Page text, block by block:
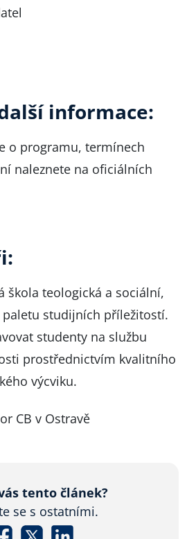
informace:
o programu, termínech
naleznete na oficiálních
škola teologická a sociální,
studijních příležitostí.
studenty na službu
prostřednictvím kvalitního
výcviku.
CB v Ostravě
tento článek?
se s ostatními.